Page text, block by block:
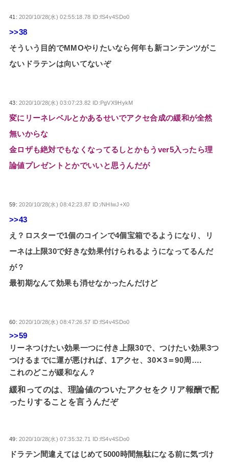
41:2020/10/28(水) 02:55:18.78 ID:fS4v4SDo0
>>38
そういう目的でMMOやりたいなら何年も新コンテンツがこ
ないドラテンは向いてないぞ
43:2020/10/28(水) 03:07:23.82 ID:PgVX9HykM
変にリーネレベルとかあるせいでアクセ合成の緩和が全然
無いからな
金ロザも絶対でもなくなってるしとかもうver5入ったら理
論値プレゼントとかでいいと思うんだが
59:2020/10/28(水) 08:42:23.87 ID:/NHIwJ+X0
>>43
え？ロスターで1個のコインで4個宝箱でるようになり、リ
ーネは上限30で好きな効果付けられるようになってるんだ
が？
最初期なんて効果も消せなかったんだけど
60:2020/10/28(水) 08:47:26.57 ID:fS4v4SDo0
>>59
リーネつけたい効果一つに付き上限30で、つけたい効果3つ
つけるまでに運が悪ければ、1アクセ、30✕3＝90周….
これのどこが緩和なん？
緩和ってのは、理論値のついたアクセをクリア報酬で配
ったりすることを言うんだぞ
49:2020/10/28(水) 07:35:32.71 ID:fS4v4SDo0
ドラテン間違えてはじめて5000時間無駄になる前に気づけ